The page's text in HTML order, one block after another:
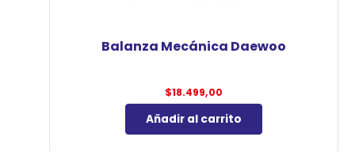
Balanza Mecánica Daewoo
$18.499,00
Añadir al carrito